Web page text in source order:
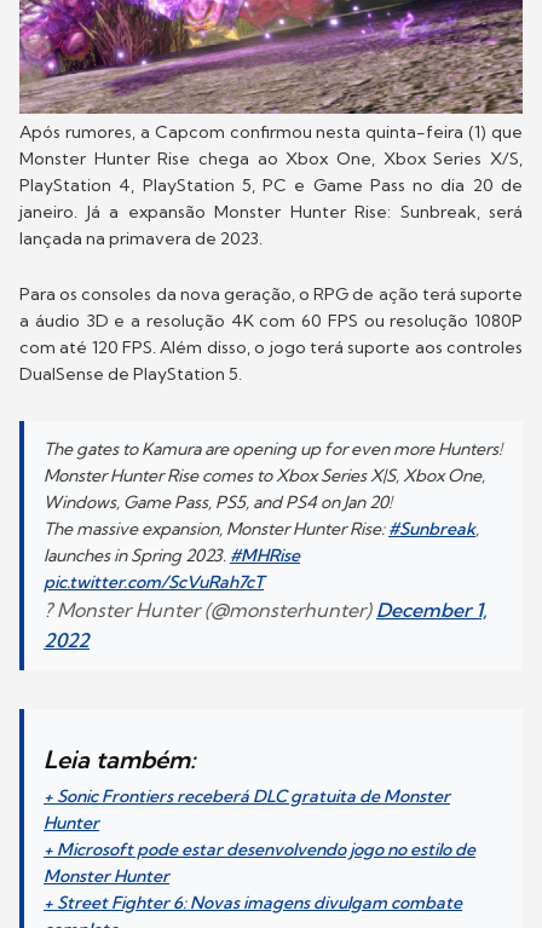
Após rumores, a Capcom confirmou nesta quinta-feira (1) que
Monster Hunter Rise chega ao Xbox One, Xbox Series X/S,
PlayStation 4, PlayStation 5, PC e Game Pass no dia 20 de
janeiro. Já a expansão Monster Hunter Rise: Sunbreak, será
lançada na primavera de 2023.
Para os consoles da nova geração, o RPG de ação terá suporte
a áudio 3D e a resolução 4K com 60 FPS ou resolução 1080P
com até 120 FPS. Além disso, o jogo terá suporte aos controles
DualSense de PlayStation 5.
The gates to Kamura are opening up for even more Hunters!
Monster Hunter Rise comes to Xbox Series X|S, Xbox One,
Windows, Game Pass, PS5, and PS4 on Jan 20!
The massive expansion, Monster Hunter Rise:#Sunbreak,
launches in Spring 2023. #MHRise
pic.twitter.com/ScVuRah7cT
? Monster Hunter (@monsterhunter) December 1,
2022
Leia também:
+ Sonic Frontiers receberá DLC gratuita de Monster
Hunter
+ Microsoft pode estar desenvolvendo jogo no estilo de
Monster Hunter
+ Street Fighter 6: Novas imagens divulgam combate